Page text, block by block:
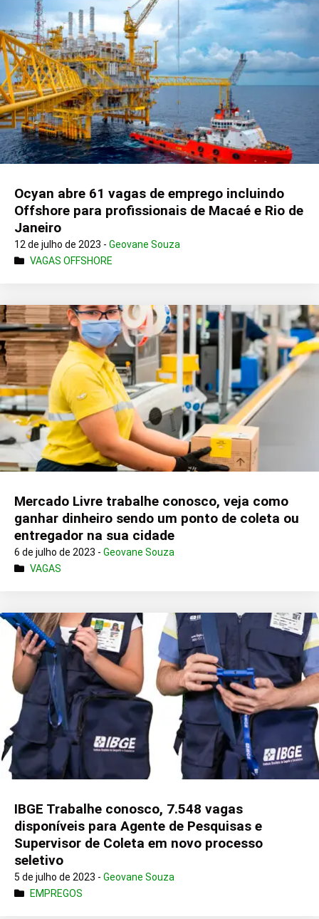
Ocyan abre 61 vagas de emprego incluindo
Offshore para profissionais de Macaé e Rio de
Janeiro
12 de julho de 2023 - Geovane Souza
VAGAS OFFSHORE
Mercado Livre trabalhe conosco, veja como
ganhar dinheiro sendo um ponto de coleta ou
entregador na sua cidade
6 de julho de 2023 - Geovane Souza
VAGAS
IBGE Trabalhe conosco, 7.548 vagas
disponíveis para Agente de Pesquisas e
Supervisor de Coleta em novo processo
seletivo
5 de julho de 2023 - Geovane Souza
EMPREGOS